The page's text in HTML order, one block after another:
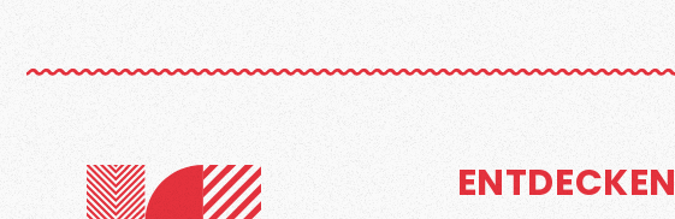
ENTDECKEN